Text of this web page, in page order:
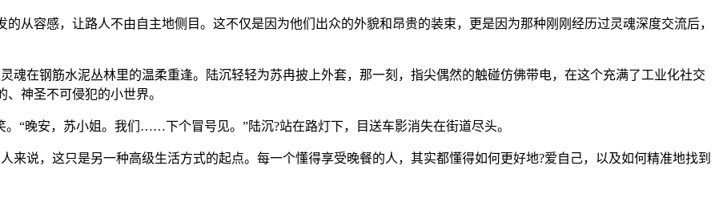
从容感，让路人不由自主地侧目。这不仅是因为他们出众的外貌和昂贵的装束，更是因为那种刚刚经历过灵魂深度交流后，
魂在钢筋水泥丛林里的温柔重逢。陆沉轻轻为苏冉披上外套，那一刻，指尖偶然的触碰仿佛带电，在这个充满了工业化社交
神圣不可侵犯的小世界。
“晚安，苏小姐。我们……下个冒号见。”陆沉?站在路灯下，目送车影消失在街道尽头。
来说，这只是另一种高级生活方式的起点。每一个懂得享受晚餐的人，其实都懂得如何更好地?爱自己，以及如何精准地找到